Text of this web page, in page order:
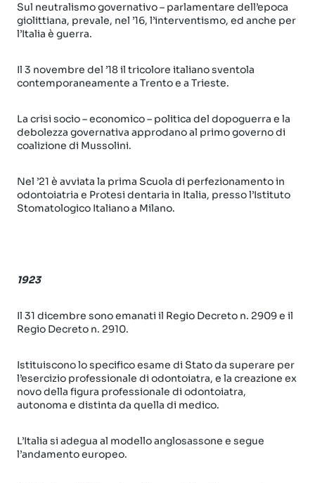
Sul neutralismo governativo – parlamentare dell’epoca
giolittiana, prevale, nel ’16, l’interventismo, ed anche per
l’Italia è guerra.
Il 3 novembre del ’18 il tricolore italiano sventola
contemporaneamente a Trento e a Trieste.
La crisi socio – economico – politica del dopoguerra e la
debolezza governativa approdano al primo governo di
coalizione di Mussolini.
Nel ’21 è avviata la prima Scuola di perfezionamento in
odontoiatria e Protesi dentaria in Italia, presso l’Istituto
Stomatologico Italiano a Milano.
1923
Il 31 dicembre sono emanati il Regio Decreto n. 2909 e il
Regio Decreto n. 2910.
Istituiscono lo specifico esame di Stato da superare per
l’esercizio professionale di odontoiatra, e la creazione ex
novo della figura professionale di odontoiatra,
autonoma e distinta da quella di medico.
L’Italia si adegua al modello anglosassone e segue
l’andamento europeo.